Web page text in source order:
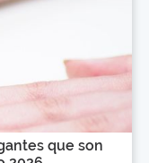
que son